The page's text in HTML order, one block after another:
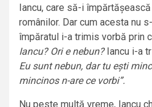
Iancu, care să-i
românilor. Dar cum acesta nu
împăratul i-a trimis vorbă prin
Iancu? Ori e nebun?Iancu i-a
Eu sunt nebun, dar tu ești
mincinos n-are ce vorbi”.
Nu peste multă vreme, Iancu